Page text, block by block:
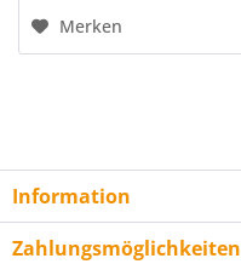
Merken
Information
Zahlungsmöglichkeiten